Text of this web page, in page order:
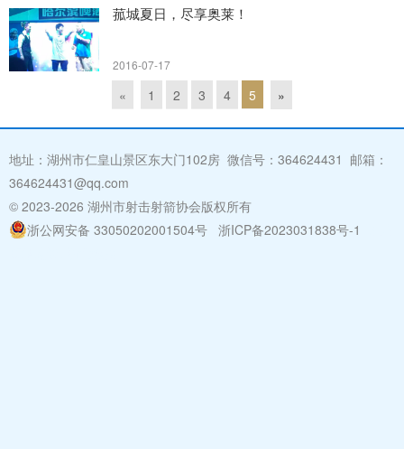
展示，博...
菰城夏日，尽享奥莱！
2016-07-17
« 1 2 3 4 5 »
地址：湖州市仁皇山景区东大门102房 微信号：364624431 邮箱：
364624431@qq.com
© 2023-2026 湖州市射击射箭协会版权所有
浙公网安备 33050202001504号 浙ICP备2023031838号-1